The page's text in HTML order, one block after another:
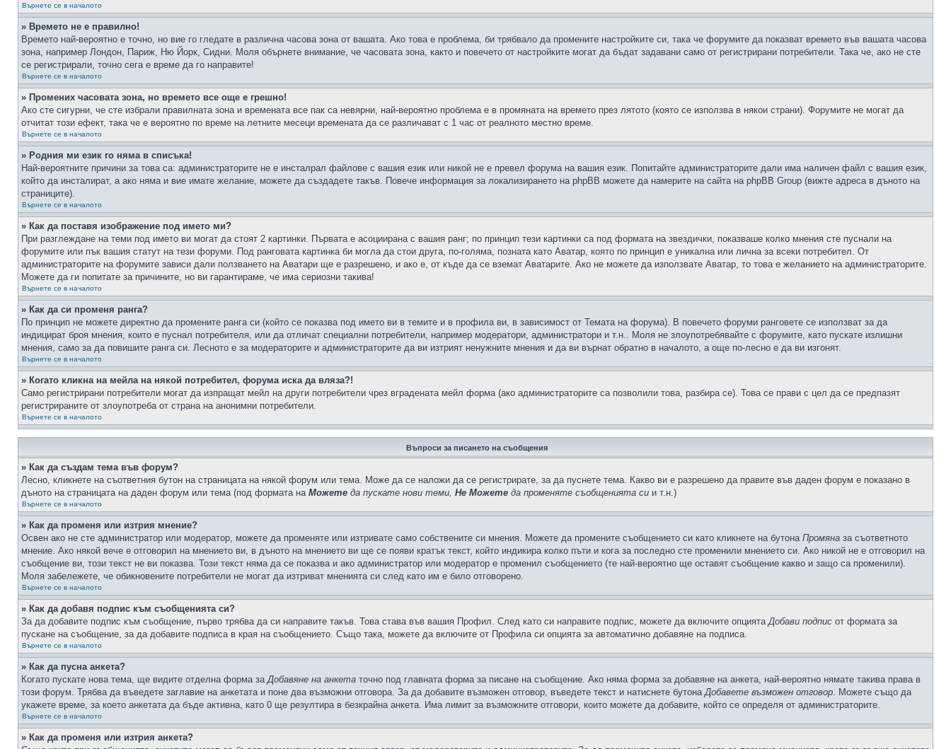
Върнете се в началото
» Времето не е правилно!
Времето най-вероятно е точно, но вие го гледате в различна часова зона от вашата. Ако това е проблема, би трябвало да промените настройките си, така че форумите да показват времето във вашата часова
зона, например Лондон, Париж, Ню Йорк, Сидни. Моля обърнете внимание, че часовата зона, както и повечето от настройките могат да бъдат задавани само от регистрирани потребители. Така че, ако не сте
се регистрирали, точно сега е време да го направите!
Върнете се в началото
» Промених часовата зона, но времето все още е грешно!
Ако сте сигурни, че сте избрали правилната зона и времената все пак са невярни, най-вероятно проблема е в промяната на времето през лятото (която се използва в някои страни). Форумите не могат да
отчитат този ефект, така че е вероятно по време на летните месеци времената да се различават с 1 час от реалното местно време.
Върнете се в началото
» Родния ми език го няма в списъка!
Най-вероятните причини за това са: администраторите не е инсталрал файлове с вашия език или никой не е превел форума на вашия език. Попитайте администраторите дали има наличен файл с вашия език,
който да инсталират, а ако няма и вие имате желание, можете да създадете такъв. Повече информация за локализирането на phpBB можете да намерите на сайта на phpBB Group (вижте адреса в дъното на
страниците).
Върнете се в началото
» Как да поставя изображение под името ми?
При разглеждане на теми под името ви могат да стоят 2 картинки. Първата е асоциирана с вашия ранг; по принцип тези картинки са под формата на звездички, показваше колко мнения сте пуснали на
форумите или пък вашия статут на тези форуми. Под ранговата картинка би могла да стои друга, по-голяма, позната като Аватар, която по принцип е уникална или лична за всеки потребител. От
администраторите на форумите зависи дали ползването на Аватари ще е разрешено, и ако е, от къде да се вземат Аватарите. Ако не можете да използвате Аватар, то това е желанието на администраторите.
Можете да ги попитате за причините, но ви гарантираме, че има сериозни такива!
Върнете се в началото
» Как да си променя ранга?
По принцип не можете директно да промените ранга си (който се показва под името ви в темите и в профила ви, в зависимост от Темата на форума). В повечето форуми ранговете се използват за да
индицират броя мнения, които е пуснал потребителя, или да отличат специални потребители, например модератори, администратори и т.н.. Моля не злоупотребявайте с форумите, като пускате излишни
мнения, само за да повишите ранга си. Лесното е за модераторите и администраторите да ви изтрият ненужните мнения и да ви върнат обратно в началото, а още по-лесно е да ви изгонят.
Върнете се в началото
» Когато кликна на мейла на някой потребител, форума иска да вляза?!
Само регистрирани потребители могат да изпращат мейл на други потребители чрез вградената мейл форма (ако администраторите са позволили това, разбира се). Това се прави с цел да се предпазят
регистрираните от злоупотреба от страна на анонимни потребители.
Върнете се в началото
Въпроси за писането на съобщения
» Как да създам тема във форум?
Лесно, кликнете на съответния бутон на страницата на някой форум или тема. Може да се наложи да се регистрирате, за да пуснете тема. Какво ви е разрешено да правите във даден форум е показано в
дъното на страницата на даден форум или тема (под формата на Можете да пускате нови теми, Не Можете да променяте съобщенията си и т.н.)
Върнете се в началото
» Как да променя или изтрия мнение?
Освен ако не сте администратор или модератор, можете да променяте или изтривате само собствените си мнения. Можете да промените съобщението си като кликнете на бутона Промяна за съответното
мнение. Ако някой вече е отговорил на мнението ви, в дъното на мнението ви ще се появи кратък текст, който индикира колко пъти и кога за последно сте променили мнението си. Ако никой не е отговорил на
съобщение ви, този текст не ви показва. Този текст няма да се показва и ако администратор или модератор е променил съобщението (те най-вероятно ще оставят съобщение какво и защо са променили).
Моля забележете, че обикновените потребители не могат да изтриват мненията си след като им е било отговорено.
Върнете се в началото
» Как да добавя подпис към съобщенията си?
За да добавите подпис към съобщение, първо трябва да си направите такъв. Това става във вашия Профил. След като си направите подпис, можете да включите опциятаДобави подпис от формата за
пускане на съобщение, за да добавите подписа в края на съобщението. Също така, можете да включите от Профила си опцията за автоматично добавяне на подписа.
Върнете се в началото
» Как да пусна анкета?
Когато пускате нова тема, ще видите отделна форма заДобавяне на анкета точно под главната форма за писане на съобщение. Ако няма форма за добавяне на анкета, най-вероятно нямате такива права в
този форум. Трябва да въведете заглавие на анкетата и поне два възможни отговора. За да добавите възможен отговор, въведете текст и натиснете бутонаДобавете възможен отговор. Можете също да
укажете време, за което анкетата да бъде активна, като 0 ще резултира в безкрайна анкета. Има лимит за възможните отговори, които можете да добавите, който се определя от администраторите.
Върнете се в началото
» Как да променя или изтрия анкета?